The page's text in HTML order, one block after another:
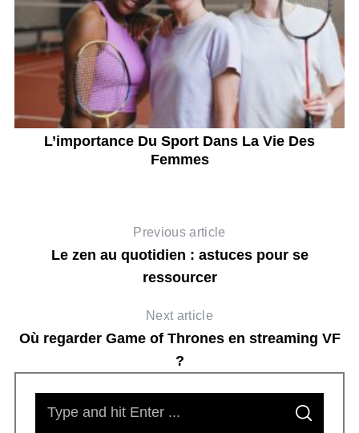
L’importance Du Sport Dans La Vie Des
Femmes
Previous article
Le zen au quotidien : astuces pour se
ressourcer
Next article
Où regarder Game of Thrones en streaming VF
?
S